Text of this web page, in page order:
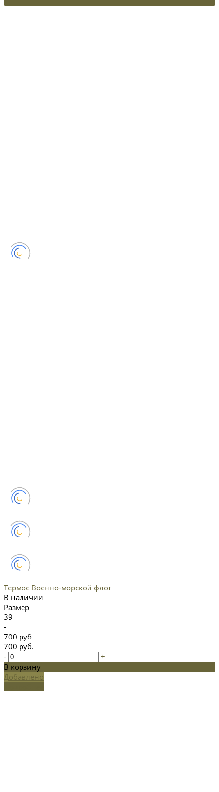
Термос Военно-морской флот
В наличии
Размер
39
-
700 руб.
700 руб.
-
+
В корзину
Добавлено